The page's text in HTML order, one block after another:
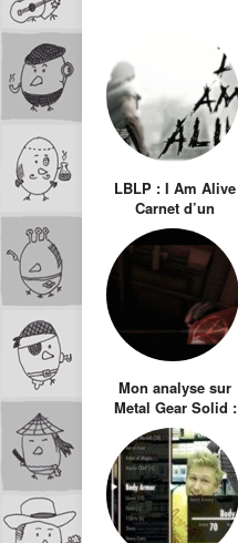
LBLP : I Am Alive
Carnet d’un
rescapé : Episode
1 retour à
Haventon
Mon analyse sur
Metal Gear Solid :
The Phantom Pain